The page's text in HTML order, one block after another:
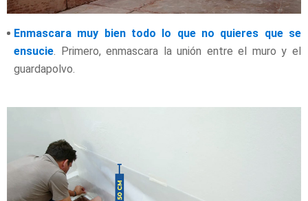
Enmascara muy bien todo lo que no quieres que se
ensucie. Primero, enmascara la unión entre el muro y el
guardapolvo.